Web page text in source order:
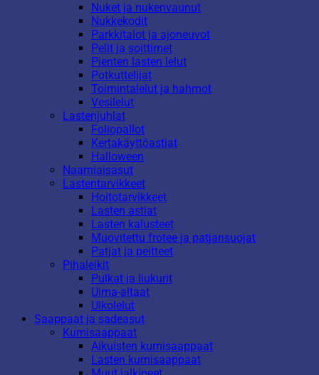
Nuket ja nukenvaunut
Nukkekodit
Parkkitalot ja ajoneuvot
Pelit ja soittimet
Pienten lasten lelut
Potkuttelijat
Toimintalelut ja hahmot
Vesilelut
Lastenjuhlat
Foliopallot
Kertakäyttöastiat
Halloween
Naamiaisasut
Lastentarvikkeet
Hoitotarvikkeet
Lasten astiat
Lasten kalusteet
Muovitettu frotee ja patjansuojat
Patjat ja peitteet
Pihaleikit
Pulkat ja liukurit
Uima-altaat
Ulkolelut
Saappaat ja sadeasut
Kumisaappaat
Aikuisten kumisaappaat
Lasten kumisaappaat